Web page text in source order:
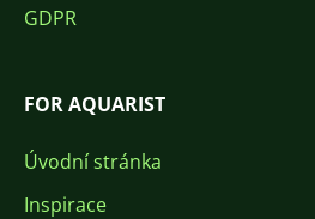
GDPR
FOR AQUARIST
Úvodní stránka
Inspirace